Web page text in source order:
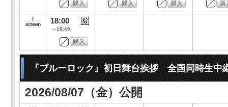
18:00
～19:45
『ブルーロック』初日舞台挨拶 全国同時生中
2026/08/07（金）公開